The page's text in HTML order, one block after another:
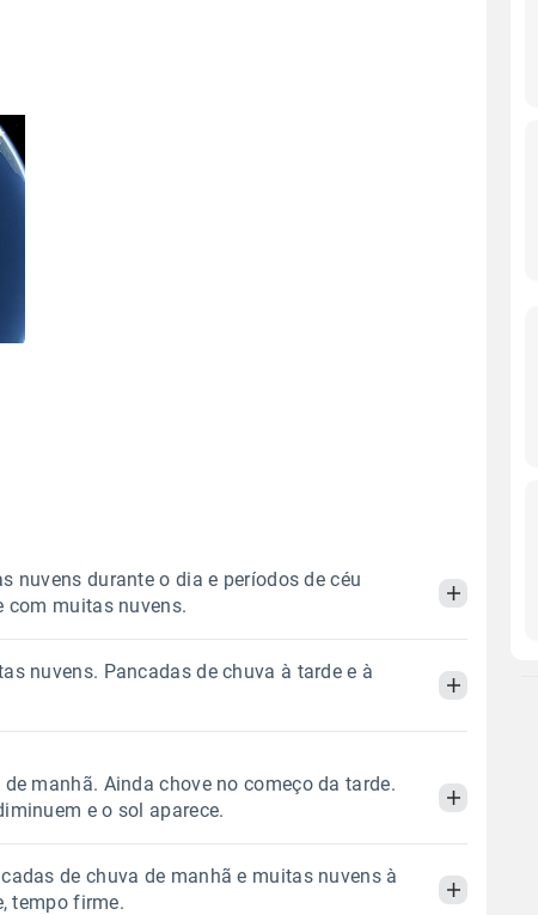
nuvens durante o dia e períodos de céu
com muitas nuvens.
0.0mm
52%70%
07:13h às 18:13h
Minguante
nuvens. Pancadas de chuva à tarde e à
Tarde Noite
Chuva
8.7mm
73% de chance
Umidade do ar
manhã. Ainda chove no começo da tarde.
e o sol aparece.
Manhã Tarde
de chuva de manhã e muitas nuvens à
tempo firme.